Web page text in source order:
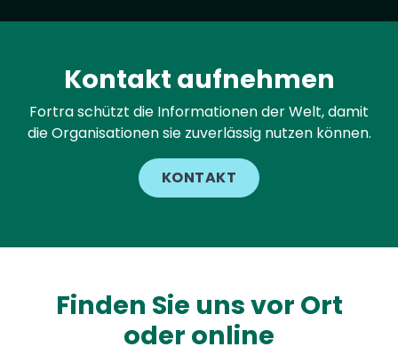
Kontakt aufnehmen
Fortra schützt die Informationen der Welt, damit
die Organisationen sie zuverlässig nutzen können.
KONTAKT
Finden Sie uns vor Ort
oder online